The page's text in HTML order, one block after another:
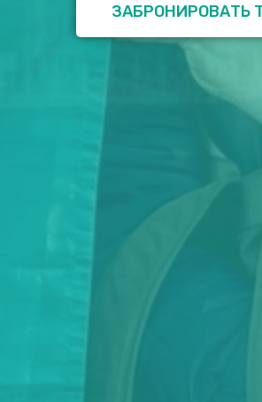
ЗАБРОНИРОВАТЬ